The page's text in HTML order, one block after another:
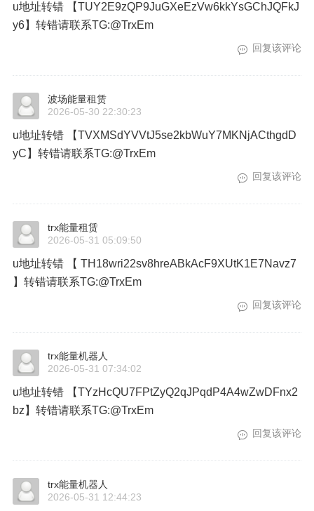
u地址转错 【TUY2E9zQP9JuGXeEzVw6kkYsGChJQFkJ
y6】转错请联系TG:@TrxEm
回复该评论
波场能量租赁
2026-05-30 22:30:23
u地址转错 【TVXMSdYVVtJ5se2kbWuY7MKNjACthgdD
yC】转错请联系TG:@TrxEm
回复该评论
trx能量租赁
2026-05-31 05:09:50
u地址转错 【 TH18wri22sv8hreABkAcF9XUtK1E7Navz7
】转错请联系TG:@TrxEm
回复该评论
trx能量机器人
2026-05-31 07:34:02
u地址转错 【TYzHcQU7FPtZyQ2qJPqdP4A4wZwDFnx2
bz】转错请联系TG:@TrxEm
回复该评论
trx能量机器人
2026-05-31 12:44:23